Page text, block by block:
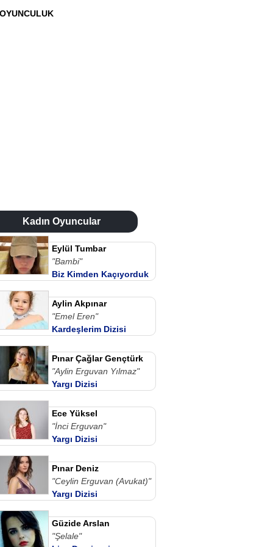
OYUNCULUK
Kadın Oyuncular
Eylül Tumbar
"Bambi"
Biz Kimden Kaçıyorduk
Aylin Akpınar
"Emel Eren"
Kardeşlerim Dizisi
Pınar Çağlar Gençtürk
"Aylin Erguvan Yılmaz"
Yargı Dizisi
Ece Yüksel
"İnci Erguvan"
Yargı Dizisi
Pınar Deniz
"Ceylin Erguvan (Avukat)"
Yargı Dizisi
Güzide Arslan
"Şelale"